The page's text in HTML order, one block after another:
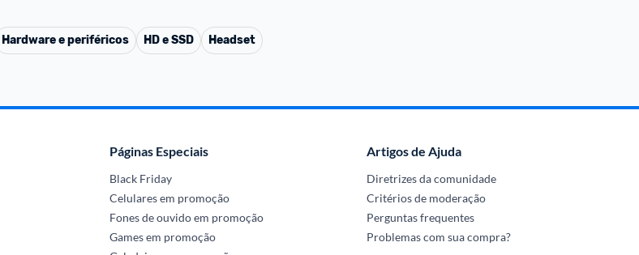
Hardware e periféricos HD e SSD Headset
Páginas Especiais
Black Friday
Celulares em promoção
Fones de ouvido em promoção
Games em promoção
Artigos de Ajuda
Diretrizes da comunidade
Critérios de moderação
Perguntas frequentes
Problemas com sua compra?